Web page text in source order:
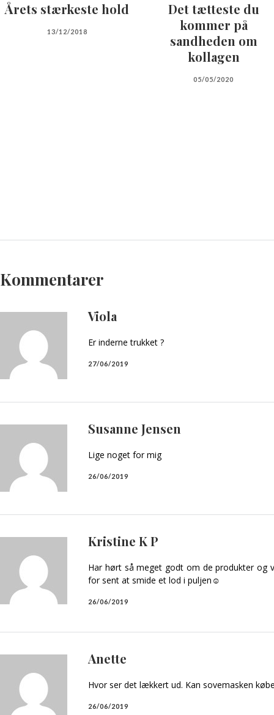
Årets stærkeste hold
13/12/2018
Det tætteste du
kommer på
sandheden om
kollagen
05/05/2020
Kommentarer
Viola
Er inderne trukket ?
27/06/2019
Susanne Jensen
Lige noget for mig
26/06/2019
Kristine K P
Har hørt så meget godt om de produkter og
for sent at smide et lod i puljen☺️
26/06/2019
Anette
Hvor ser det lækkert ud. Kan sovemasken
26/06/2019